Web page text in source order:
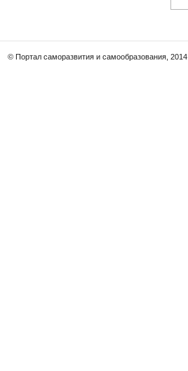
© Портал саморазвития и самообразования, 2014